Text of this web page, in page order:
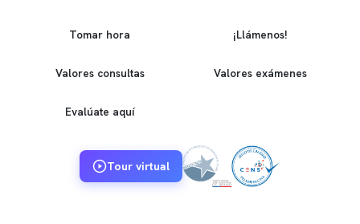
Tomar hora ¡Llámenos!
Valores consultas Valores exámenes
Evalúate aquí
Tour virtual